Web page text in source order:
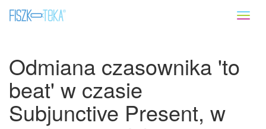
Odmiana czasownika 'to
beat' w czasie
Subjunctive Present, w